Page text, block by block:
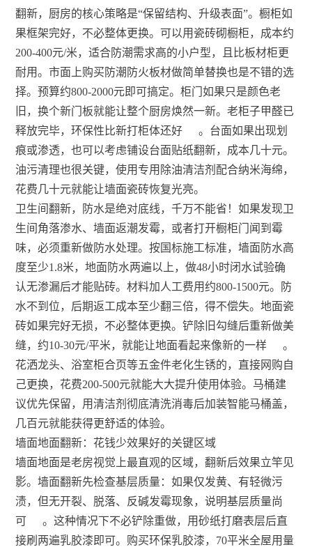
翻新，厨房的核心策略是“保留结构、升级表面”。橱柜如
果框架完好，不必整体更换。可以用瓷砖砌橱柜，成本约
200-400元/米，适合防潮需求高的小户型，且比板材柜更
耐用。市面上购买防潮防火板材做简单替换也是不错的选
择。预算约800-2000元即可搞定。柜门如果只是颜色老
旧，换个新门板就能让整个厨房焕然一新。老柜子甲醛已
释放完毕，环保性比新打柜体还好
。台面如果出现划
痕或渗透，也可以考虑铺设台面贴纸翻新，成本几十元。
油污清理也很关键，使用专用除油清洁剂配合纳米海绵，
花费几十元就能让墙面瓷砖恢复光亮。
卫生间翻新，防水是绝对底线，千万不能省！如果发现卫
生间角落渗水、墙面返潮发霉，或者打开橱柜门闻到霉
味，必须重新做防水处理。按国标施工标准，墙面防水高
度至少1.8米，地面防水两遍以上，做48小时闭水试验确
认无渗漏后才能贴砖。材料加人工费用约800-1500元。防
水不到位，后期返工成本至少翻三倍，得不偿失。地面瓷
砖如果完好无损，不必整体更换。铲除旧勾缝后重新做美
缝，约10-30元/平米，就能让地面看起来像新的一样
。
花洒龙头、浴室柜合页等五金件老化生锈的，直接网购自
己更换，花费200-500元就能大大提升使用体验。马桶建
议优先保留，用清洁剂彻底清洗消毒后加装智能马桶盖，
几百元就能获得更舒适的体验。
墙面地面翻新：花钱少效果好的关键区域
墙面地面是老房视觉上最直观的区域，翻新后效果立竿见
影。墙面翻新先检查基层质量：如果仅发黄、有轻微污
渍，但无开裂、脱落、反碱发霉现象，说明基层质量尚
可
。这种情况下不必铲除重做，用砂纸打磨表层后直
接刷两遍乳胶漆即可。购买环保乳胶漆，70平米全屋用量